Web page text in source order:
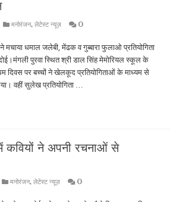
मनोरंजन, लेटेस्ट न्यूज़ 0
मचाया धमाल जलेबी, मेंढक व गुब्बारा फुलाओ प्रतियोगिता
पुरवा स्थित श्री डाल सिंह मेमोरियल स्कूल के
दिवस पर बच्चों ने खेलकूद प्रतियोगिताओं के माध्यम से
वहीं सुलेख प्रतियोगिता …
कवियों ने अपनी रचनाओं से
मनोरंजन, लेटेस्ट न्यूज़ 0